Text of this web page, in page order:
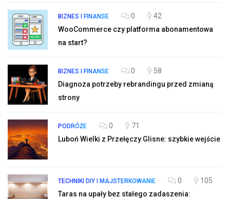
BIZNES I FINANSE 0
42
WooCommerce czy platforma abonamentowa
na start?
BIZNES I FINANSE 0
58
Diagnoza potrzeby rebrandingu przed zmianą
strony
PODRÓŻE 0
71
Luboń Wielki z Przełęczy Glisne: szybkie wejście
TECHNIKI DIY I MAJSTERKOWANIE 0
105
Taras na upały bez stałego zadaszenia: